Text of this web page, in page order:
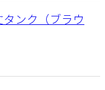
ンク（ブラウ